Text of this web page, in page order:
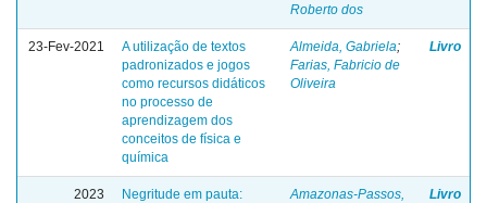
Roberto dos
23-Fev-2021
A utilização de textos
padronizados e jogos
como recursos didáticos
no processo de
aprendizagem dos
conceitos de física e
química
Almeida, Gabriela;
Farias, Fabricio de
Oliveira
Livro
2023
Negritude em pauta:
Amazonas-Passos,
Livro